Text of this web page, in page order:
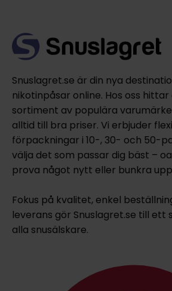
Snuslagret.se är din nya
nikotinpåsar online. Hos oss
sortiment av populära
alltid till bra priser. Vi erbjuder
förpackningar i 10-, 30- och 50-
välja det som passar dig bäst –
prova något nytt eller bunkra
Fokus på kvalitet, enkel
leverans gör Snuslagret.se till ett
alla snusälskare.